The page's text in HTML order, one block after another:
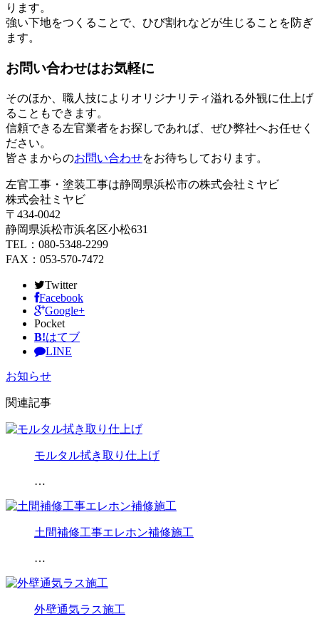
ります。
強い下地をつくることで、ひび割れなどが生じることを防ぎ
ます。
お問い合わせはお気軽に
そのほか、職人技によりオリジナリティ溢れる外観に仕上げ
ることもできます。
信頼できる左官業者をお探しであれば、ぜひ弊社へお任せく
ださい。
皆さまからのお問い合わせをお待ちしております。
左官工事・塗装工事は静岡県浜松市の株式会社ミヤビ
株式会社ミヤビ
〒434-0042
静岡県浜松市浜名区小松631
TEL：080-5348-2299
FAX：053-570-7472
Twitter
Facebook
Google+
Pocket
B!はてブ
LINE
お知らせ
関連記事
モルタル拭き取り仕上げ
…
土間補修工事エレホン補修施工
…
外壁通気ラス施工